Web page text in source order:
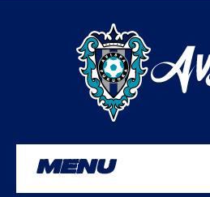
MENU